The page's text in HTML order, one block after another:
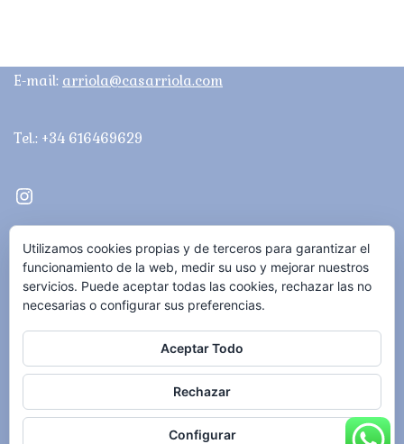
E-mail: arriola@casarriola.com
Tel.: +34 616469629
Carta
Galería
Política de privacidad Casa Arriola
Política de cookies
Utilizamos cookies propias y de terceros para garantizar el
funcionamiento de la web, medir su uso y mejorar nuestros
servicios. Puede aceptar todas las cookies, rechazar las no
necesarias o configurar sus preferencias.
Aceptar Todo
Rechazar
Configurar